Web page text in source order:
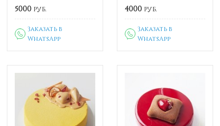
5000 руб.
Заказать в
WhatsApp
4000 руб.
Заказать в
WhatsApp